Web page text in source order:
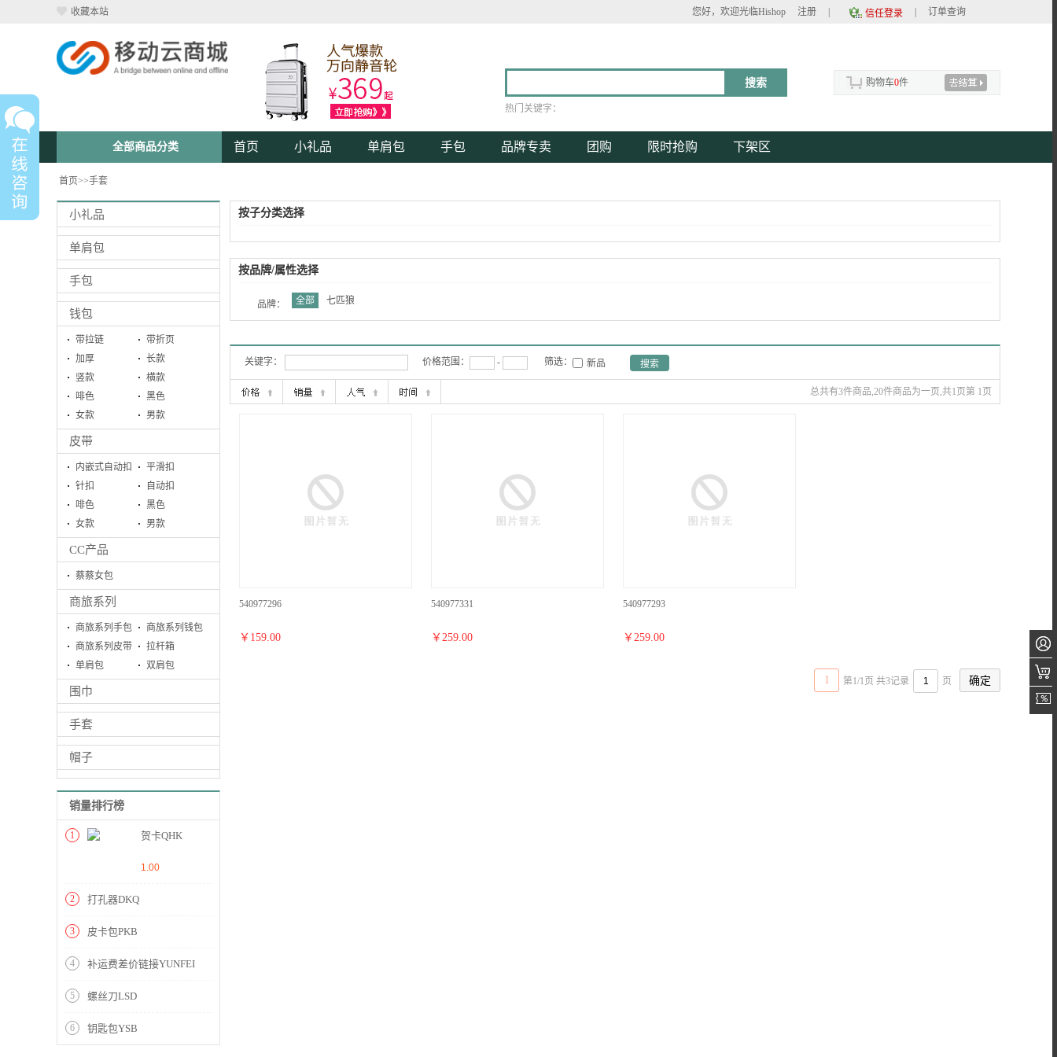
收藏本站 您好，欢迎光临Hishop 注册 信任登录 订单查询
热门关键字：
购物车0件
全部商品分类 首页 小礼品 单肩包 手包 品牌专卖 团购 限时抢购 下架区
首页>>手套
小礼品
单肩包
手包
钱包
带拉链
带折页
加厚
长款
竖款
横款
啡色
黑色
女款
男款
皮带
内嵌式自动扣
平滑扣
针扣
自动扣
啡色
黑色
女款
男款
CC产品
蔡蔡女包
商旅系列
商旅系列手包
商旅系列钱包
商旅系列皮带
拉杆箱
单肩包
双肩包
围巾
手套
帽子
销量排行榜
1 贺卡QHK
1.00
2 打孔器DKQ
3 皮卡包PKB
4 补运费差价链接YUNFEI
5 螺丝刀LSD
6 钥匙包YSB
按子分类选择
按品牌/属性选择
品牌： 全部 七匹狼
关键字： 价格范围： - 筛选： 新品
总共有3件商品,20件商品为一页,共1页第 1页
540977296
￥ 159.00
540977331
￥ 259.00
540977293
￥ 259.00
1 第1/1页 共3记录 页